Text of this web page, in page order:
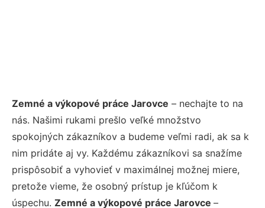
Zemné a výkopové práce Jarovce – nechajte to na
nás. Našimi rukami prešlo veľké množstvo
spokojných zákazníkov a budeme veľmi radi, ak sa k
nim pridáte aj vy. Každému zákazníkovi sa snažíme
prispôsobiť a vyhovieť v maximálnej možnej miere,
pretože vieme, že osobný prístup je kľúčom k
úspechu. Zemné a výkopové práce Jarovce –